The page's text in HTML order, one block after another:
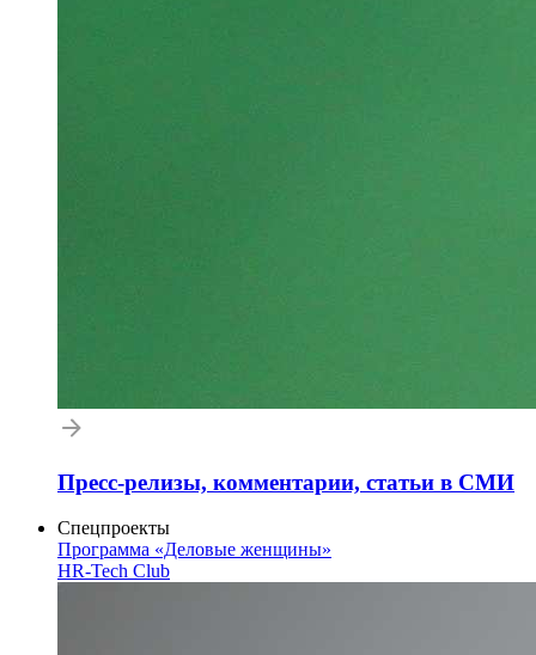
Пресс-релизы, комментарии, статьи в СМИ
Спецпроекты
Программа «Деловые женщины»
HR-Tech Club